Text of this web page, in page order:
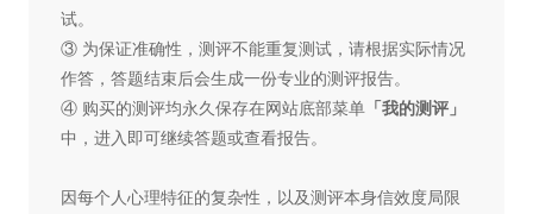
试。
③ 为保证准确性，测评不能重复测试，请根据实际情况
作答，答题结束后会生成一份专业的测评报告。
④ 购买的测评均永久保存在网站底部菜单「我的测评」
中，进入即可继续答题或查看报告。
因每个人心理特征的复杂性，以及测评本身信效度局限